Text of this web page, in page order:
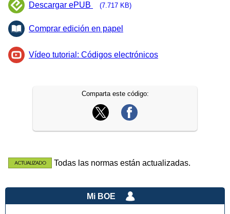
Descargar ePUB (7.717 KB)
Comprar edición en papel
Vídeo tutorial: Códigos electrónicos
Comparta este código:
Todas las normas están actualizadas.
Mi BOE